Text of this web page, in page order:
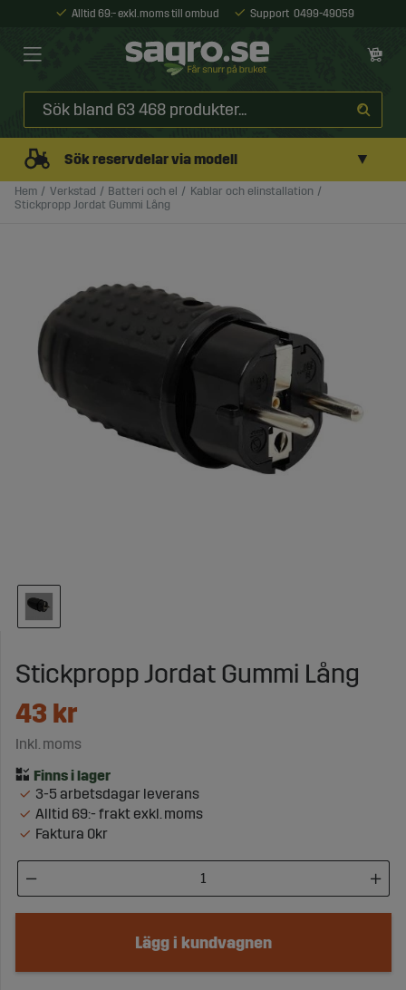
Alltid 69:- exkl. moms till ombud Support 0499-49059
Sök reservdelar via modell ▼
Hem Verkstad Batteri och el
Kablar och elinstallation
Stickpropp Jordat Gummi Lång
Stickpropp Jordat Gummi Lång
43 kr
Inkl. moms
3-5 arbetsdagar leverans
Alltid 69:- frakt exkl. moms
Faktura 0kr
Lägg i kundvagnen